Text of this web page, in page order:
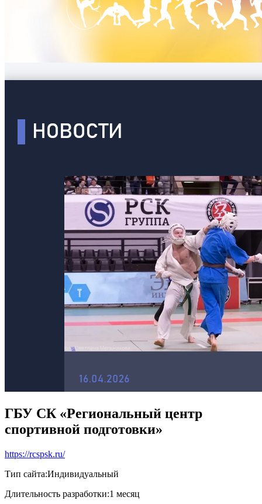
ГБУ СК «Региональный центр
спортивной подготовки»
https://rcspsk.ru/
Тип сайта:Индивидуальный
Длительность разработки:1 месяц